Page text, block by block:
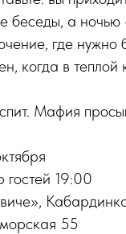
беседы, а ночью
где нужно
когда в теплой
Мафия
гостей 19:00
55